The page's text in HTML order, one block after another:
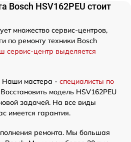
Bosch HSV162PEU стоит
множество сервис-центров,
по ремонту техники Bosch
сервис-центр выделяется
Наши мастера - специалисты по
модель HSV162PEU
задачей. На все виды
имеется гарантия.
ремонта. Мы большая